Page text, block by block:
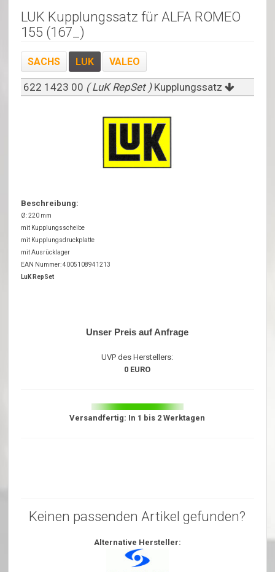
LUK Kupplungssatz für ALFA ROMEO
155 (167_)
SACHS LUK VALEO
622 1423 00 ( LuK RepSet ) Kupplungssatz
Beschreibung:
Ø: 220 mm
mit Kupplungsscheibe
mit Kupplungsdruckplatte
mit Ausrücklager
EAN Nummer: 4005108941213
LuK RepSet
Unser Preis auf Anfrage
UVP des Herstellers:
0 EURO
Versandfertig: In 1 bis 2 Werktagen
Keinen passenden Artikel gefunden?
Alternative Hersteller: